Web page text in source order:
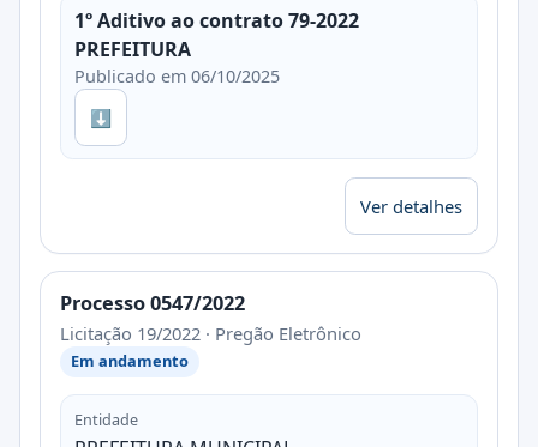
1º Aditivo ao contrato 79-2022
PREFEITURA
Publicado em 06/10/2025
⬇
Ver detalhes
Processo 0547/2022
Licitação 19/2022 · Pregão Eletrônico
Em andamento
Entidade